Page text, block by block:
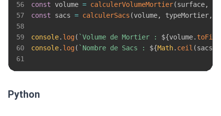
56
const volume = calculerVolumeMortier(surface,
57
const sacs = calculerSacs (volume, typeMortier,
58
59
console. log( `Volume de Mortier : ${volume.
60
console. log( ` Nombre de Sacs : ${Math. ceil (sacs
61
Python